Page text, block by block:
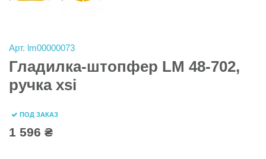
Арт. lm00000073
Гладилка-штопфер LM 48-702,
ручка xsi
ПОД ЗАКАЗ
1 596 ₴